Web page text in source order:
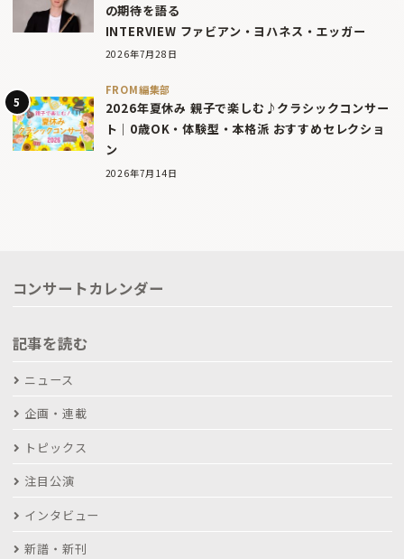
の期待を語る
INTERVIEW ファビアン・ヨハネス・エッガー
2026年7月28日
FROM編集部
2026年夏休み 親子で楽しむ♪クラシックコンサー
ト｜0歳OK・体験型・本格派 おすすめセレクショ
ン
2026年7月14日
コンサートカレンダー
記事を読む
ニュース
企画・連載
トピックス
注目公演
インタビュー
新譜・新刊